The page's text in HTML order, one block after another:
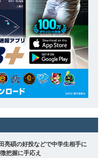
亮碩の好投などで中学生相手に
把握に手応え